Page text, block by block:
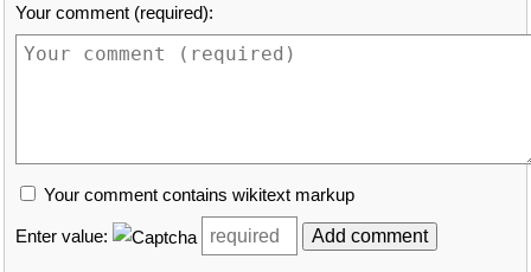
Your comment (required):
Your comment contains wikitext markup
Enter value: